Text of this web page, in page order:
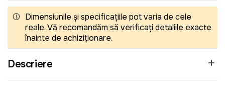
Dimensiunile și specificațiile pot varia de cele
reale. Vă recomandăm să verificați detaliile exacte
înainte de achiziționare.
Descriere